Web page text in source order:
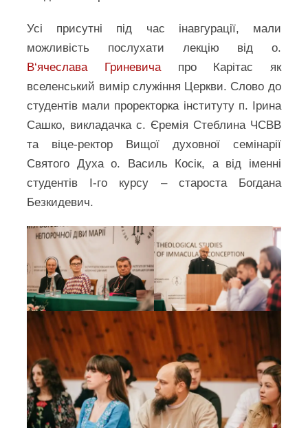
Усі присутні під час інавгурації, мали
можливість послухати лекцію від о.
В‘ячеслава Гриневичапро Карітас як
вселенський вимір служіння Церкви. Слово до
студентів мали проректорка інституту п. Ірина
Сашко, викладачка с. Єремія Стеблина ЧСВВ
та віце-ректор Вищої духовної семінарії
Святого Духа о. Василь Косік, а від іменні
студентів I-го курсу – староста Богдана
Безкидевич.